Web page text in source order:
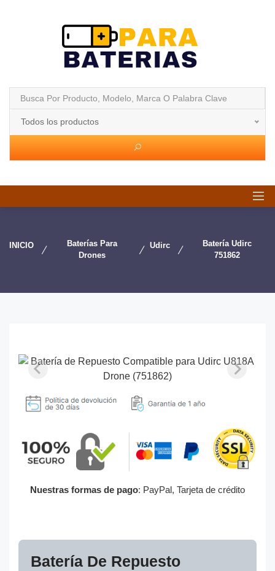
Todos los productos
INICIO
Baterías Para
Drones
Udirc
Batería Udirc
751862
Nuestras formas de pago: PayPal, Tarjeta de crédito
Batería De Repuesto